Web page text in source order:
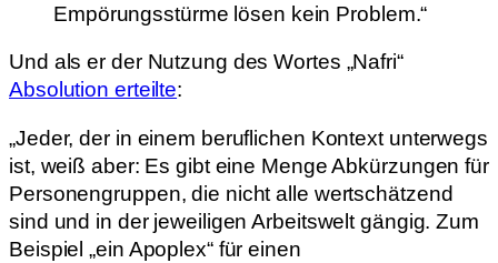
Empörungsstürme lösen kein Problem.“
Und als er der Nutzung des Wortes „Nafri“
Absolution erteilte:
„Jeder, der in einem beruflichen Kontext unterwegs
ist, weiß aber: Es gibt eine Menge Abkürzungen für
Personengruppen, die nicht alle wertschätzend
sind und in der jeweiligen Arbeitswelt gängig. Zum
Beispiel „ein Apoplex“ für einen